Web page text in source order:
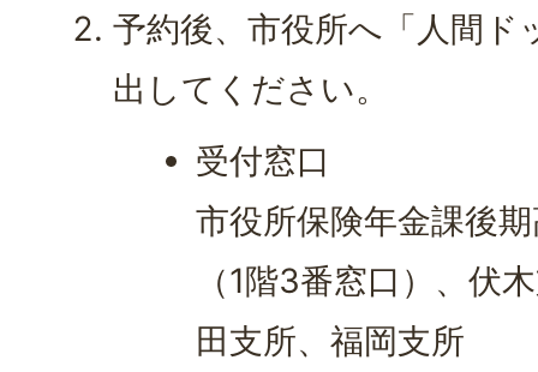
予約後、市役所へ「人間ド
出してください。
受付窓口
市役所保険年金課後
（1階3番窓口）、伏
田支所、福岡支所